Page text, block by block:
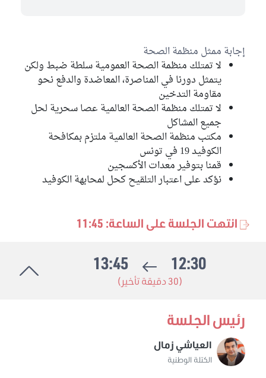
إجابة ممثل منظمة الصحة
لا تمتلك منظمة الصحة العمومية سلطة ضبط ولكن
يتمثل دورنا في المناصرة، المعاضدة والدفع نحو
مقاومة التدخين
لا تمتلك منظمة الصحة العالمية عصا سحرية لحل
جميع المشاكل
مكتب منظمة الصحة العالمية ملتزم بمكافحة
الكوفيد 19 في تونس
قمنا بتوفير معدات الأكسجين
نؤكد على اعتبار التلقيح كحل لمحابهة الكوفيد
انتهت الجلسة على الساعة: 11:45
12:30
13:45
(30 دقيقة تأخير)
رئيس الجلسة
العياشي زمال
الكتلة الوطنية